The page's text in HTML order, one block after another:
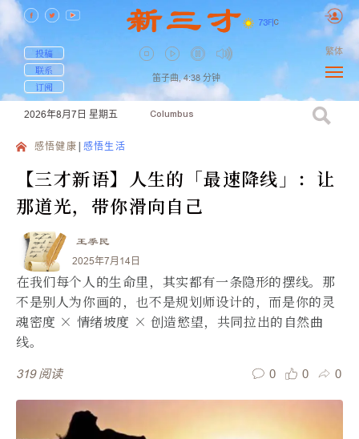
73F| C
投稿
联系
订阅
笛子曲, 4:38 分钟
繁体
2026年8月7日 星期五 Columbus
感悟健康 感悟生活
【三才新语】人生的「最速降线」：让
那道光，带你滑向自己
王季民
2025年7月14日
在我们每个人的生命里，其实都有一条隐形的摆线。那
不是别人为你画的，也不是规划师设计的，而是你的灵
魂密度 × 情绪坡度 × 创造慾望，共同拉出的自然曲
线。
319 阅读 0 0 0